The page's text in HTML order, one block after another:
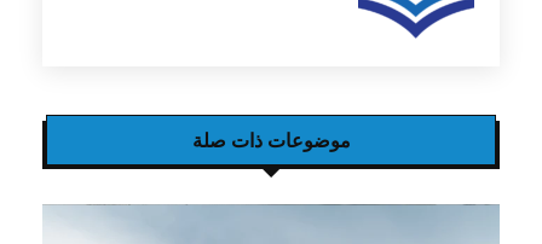
موضوعات ذات صلة